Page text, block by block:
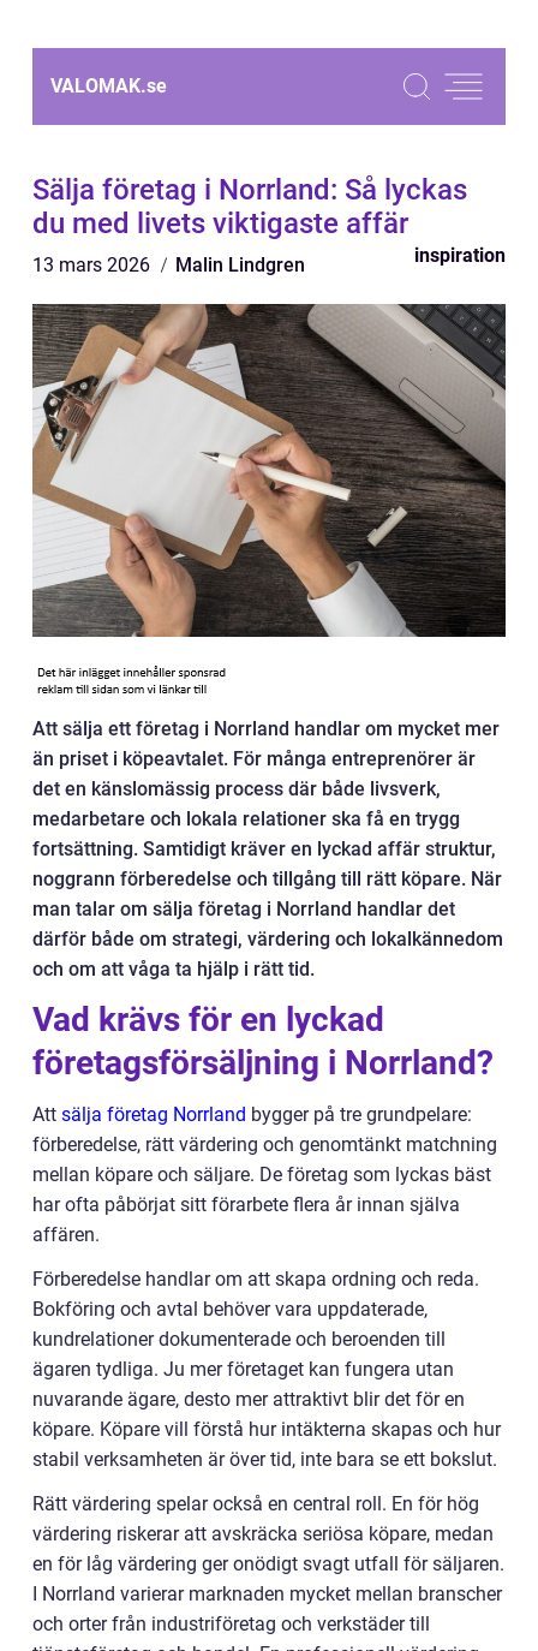
VALOMAK.se
Sälja företag i Norrland: Så lyckas
du med livets viktigaste affär
13 mars 2026 Malin Lindgren inspiration
Att sälja ett företag i Norrland handlar om mycket mer
än priset i köpeavtalet. För många entreprenörer är
det en känslomässig process där både livsverk,
medarbetare och lokala relationer ska få en trygg
fortsättning. Samtidigt kräver en lyckad affär struktur,
noggrann förberedelse och tillgång till rätt köpare. När
man talar om sälja företag i Norrland handlar det
därför både om strategi, värdering och lokalkännedom
och om att våga ta hjälp i rätt tid.
Vad krävs för en lyckad
företagsförsäljning i Norrland?
Att sälja företag Norrland bygger på tre grundpelare:
förberedelse, rätt värdering och genomtänkt matchning
mellan köpare och säljare. De företag som lyckas bäst
har ofta påbörjat sitt förarbete flera år innan själva
affären.
Förberedelse handlar om att skapa ordning och reda.
Bokföring och avtal behöver vara uppdaterade,
kundrelationer dokumenterade och beroenden till
ägaren tydliga. Ju mer företaget kan fungera utan
nuvarande ägare, desto mer attraktivt blir det för en
köpare. Köpare vill förstå hur intäkterna skapas och hur
stabil verksamheten är över tid, inte bara se ett bokslut.
Rätt värdering spelar också en central roll. En för hög
värdering riskerar att avskräcka seriösa köpare, medan
en för låg värdering ger onödigt svagt utfall för säljaren.
I Norrland varierar marknaden mycket mellan branscher
och orter från industriföretag och verkstäder till